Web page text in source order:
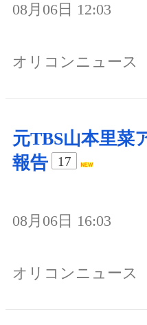
08月06日 12:03
オリコンニュース
元TBS山本里菜
報告
17
08月06日 16:03
オリコンニュース